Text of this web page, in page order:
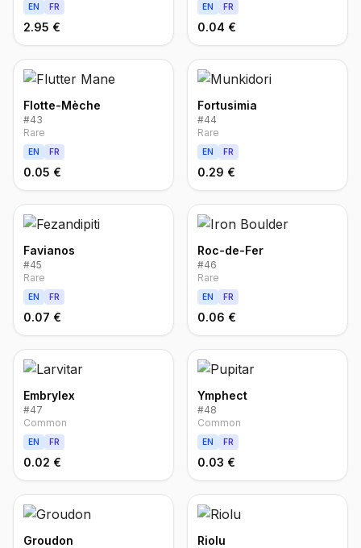
EN FR
2.95 €
EN FR
0.04 €
Flotte-Mèche
#43
Rare
EN FR
0.05 €
Fortusimia
#44
Rare
EN FR
0.29 €
Favianos
#45
Rare
EN FR
0.07 €
Roc-de-Fer
#46
Rare
EN FR
0.06 €
Embrylex
#47
Common
EN FR
0.02 €
Ymphect
#48
Common
EN FR
0.03 €
Groudon Riolu